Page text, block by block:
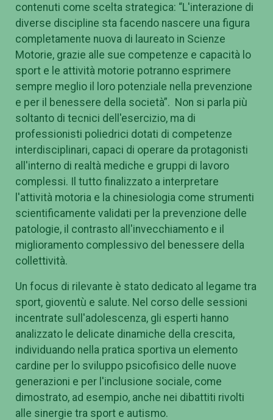
contenuti come scelta strategica: “L'interazione di
diverse discipline sta facendo nascere una figura
completamente nuova di laureato in Scienze
Motorie, grazie alle sue competenze e capacità lo
sport e le attività motorie potranno esprimere
sempre meglio il loro potenziale nella prevenzione
e per il benessere della società”. Non si parla più
soltanto di tecnici dell'esercizio, ma di
professionisti poliedrici dotati di competenze
interdisciplinari, capaci di operare da protagonisti
all'interno di realtà mediche e gruppi di lavoro
complessi. Il tutto finalizzato a interpretare
l'attività motoria e la chinesiologia come strumenti
scientificamente validati per la prevenzione delle
patologie, il contrasto all'invecchiamento e il
miglioramento complessivo del benessere della
collettività.
Un focus di rilevante è stato dedicato al legame tra
sport, gioventù e salute. Nel corso delle sessioni
incentrate sull'adolescenza, gli esperti hanno
analizzato le delicate dinamiche della crescita,
individuando nella pratica sportiva un elemento
cardine per lo sviluppo psicofisico delle nuove
generazioni e per l'inclusione sociale, come
dimostrato, ad esempio, anche nei dibattiti rivolti
alle sinergie tra sport e autismo.